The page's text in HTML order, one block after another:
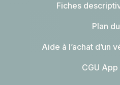
Fiches
Plan
Aide à l’achat d’un
CGU